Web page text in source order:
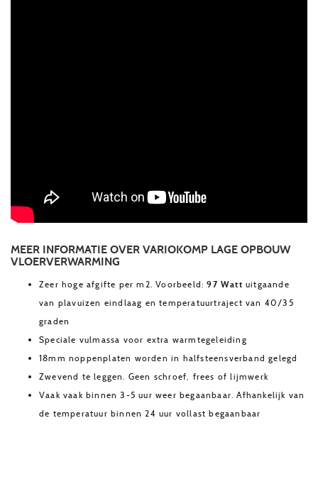
MEER INFORMATIE OVER VARIOKOMP LAGE OPBOUW
VLOERVERWARMING
Zeer hoge afgifte per m2. Voorbeeld:97 Watt uitgaande
van plavuizen eindlaag en temperatuurtraject van 40/35
graden
Speciale vulmassa voor extra warmtegeleiding
18mm noppenplaten worden in halfsteensverband gelegd
Zwevend te leggen. Geen schroef, frees of lijmwerk
Vaak vaak binnen 3-5 uur weer begaanbaar. Afhankelijk van
de temperatuur binnen 24 uur vollast begaanbaar